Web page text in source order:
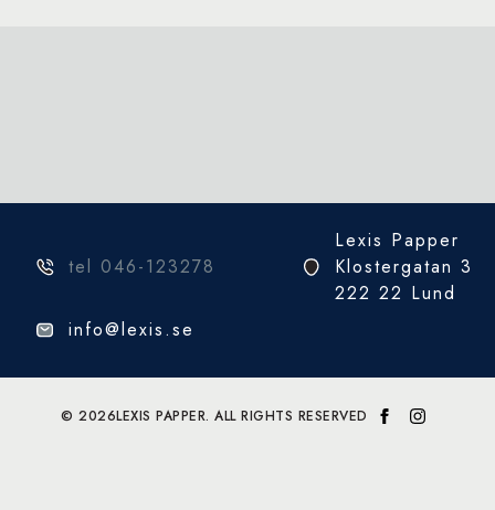
tel 046-123278
Lexis Papper
Klostergatan 3
222 22 Lund
info@lexis.se
© 2026LEXIS PAPPER. ALL RIGHTS RESERVED